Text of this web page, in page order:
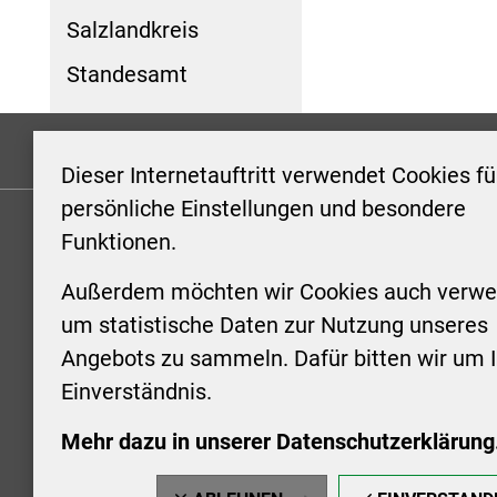
Dieser Internetauftritt verwendet Cookies
persönliche Einstellungen und besondere
Funktionen.
Außerdem möchten wir Cookies auch
um statistische Daten zur Nutzung unseres
Angebots zu sammeln. Dafür bitten wir um
Einverständnis.
Mehr dazu in unserer
Salzlandkreis
Standesamt
KONTAKT
Stadt Aschersleben
Markt 1
06449 Aschersleben
+49 3473 958-0
stadt@aschersleben.de
https://www.aschersleben.de/
Montag:
Uhr
Uhr
vorheriger